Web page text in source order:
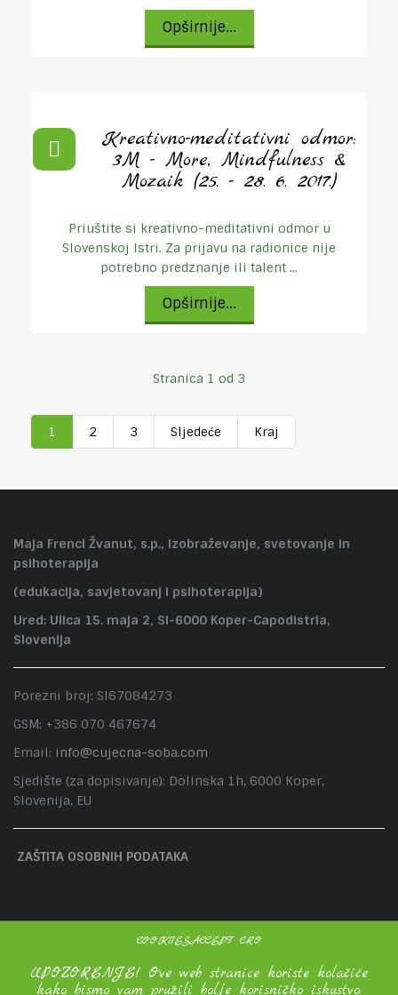
Opširnije...
Kreativno-meditativni odmor:
3M - More, Mindfulness &
Mozaik (25. - 28. 6. 2017.)
Priuštite si kreativno-meditativni odmor u
Slovenskoj Istri. Za prijavu na radionice nije
potrebno predznanje ili talent ...
Opširnije...
Stranica 1 od 3
1 2 3 Sljedeće Kraj
Maja Frencl Žvanut, s.p., izobraževanje, svetovanje in
psihoterapija
(edukacija, savjetovanj i psihoterapija)
Ured: Ulica 15. maja 2, SI-6000 Koper-Capodistria,
Slovenija
Porezni broj: SI67084273
GSM: +386 070 467674
Email: info@cujecna-soba.com
Sjedište (za dopisivanje): Dolinska 1h, 6000 Koper,
Slovenija, EU
ZAŠTITA OSOBNIH PODATAKA
COOKIESACCEPT CRO
UPOZORENJE! Ove web stranice koriste kolačiće
kako bismo vam pružili bolje korisničko iskustvo.